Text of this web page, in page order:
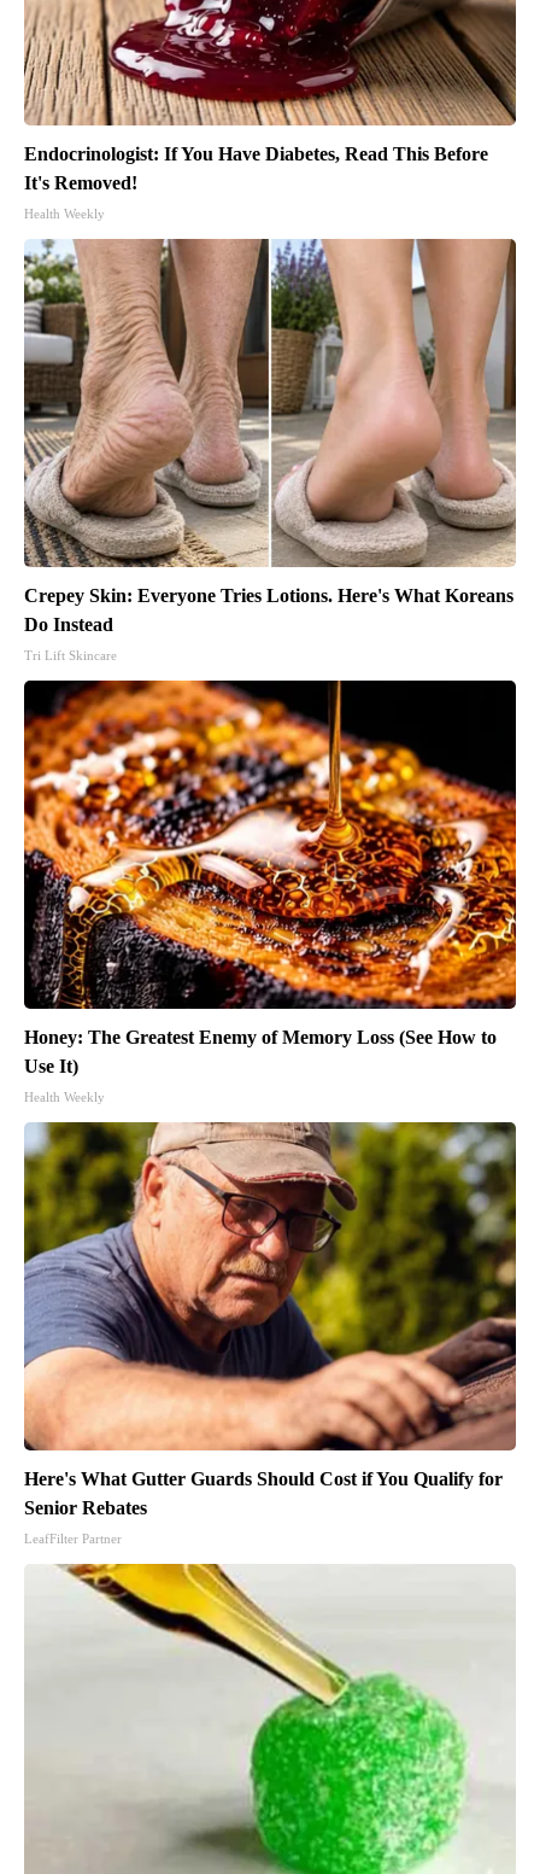
Endocrinologist: If You Have Diabetes, Read This Before
It's Removed!
Health Weekly
Crepey Skin: Everyone Tries Lotions. Here's What Koreans
Do Instead
Tri Lift Skincare
Honey: The Greatest Enemy of Memory Loss (See How to
Use It)
Health Weekly
Here's What Gutter Guards Should Cost if You Qualify for
Senior Rebates
LeafFilter Partner